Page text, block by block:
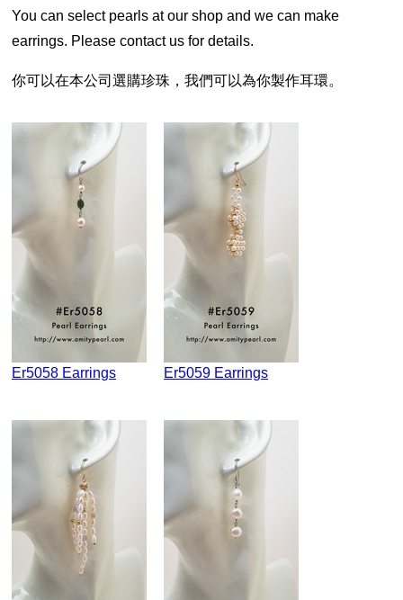
You can select pearls at our shop and we can make
earrings. Please contact us for details.
你可以在本公司選購珍珠，我們可以為你製作耳環。
Er5058 Earrings Er5059 Earrings